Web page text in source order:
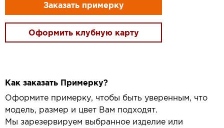
Заказать примерку
Оформить клубную карту
Как заказать Примерку?
Оформите примерку, чтобы быть уверенным, что
модель, размер и цвет Вам подходят.
Мы зарезервируем выбранное изделие или